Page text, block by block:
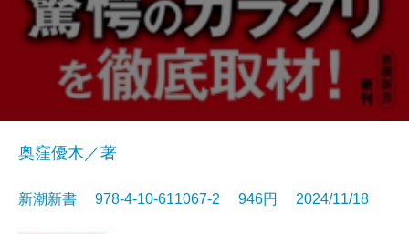
奥窪優木／著
新潮新書 978-4-10-611067-2 946円 2024/11/18